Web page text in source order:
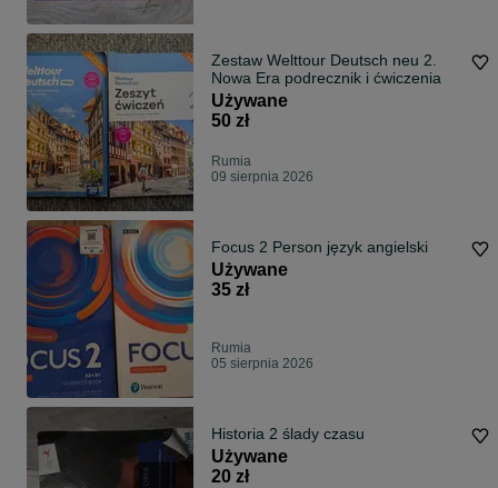
Zestaw Welttour Deutsch neu 2.
Nowa Era podrecznik i ćwiczenia
Używane
50 zł
Rumia
09 sierpnia 2026
Focus 2 Person język angielski
Używane
35 zł
Rumia
05 sierpnia 2026
Historia 2 ślady czasu
Używane
20 zł